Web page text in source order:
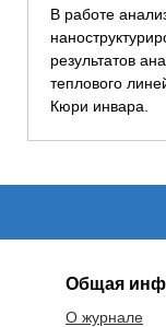
В работе
результатов
теплового
Кюри инвара.
Общая
О журнале